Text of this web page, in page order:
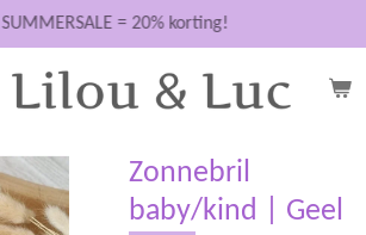
SUMMERSALE = 20% korting!
Zonnebril
baby/kind | Geel